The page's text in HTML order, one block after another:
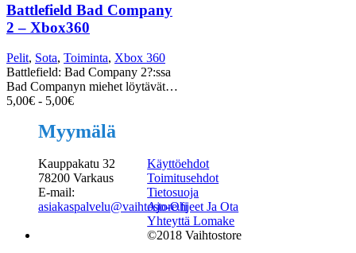
Battlefield Bad Company
2 – Xbox360
Pelit, Sota, Toiminta, Xbox 360
Battlefield: Bad Company 2?:ssa
Bad Companyn miehet löytävät…
5,00€ - 5,00€
Myymälä
Kauppakatu 32
78200 Varkaus
E-mail:
asiakaspalvelu@vaihtostore.fi
Käyttöehdot
Toimitusehdot
Tietosuoja
Ajo-Ohjeet Ja Ota
Yhteyttä Lomake
©2018 Vaihtostore